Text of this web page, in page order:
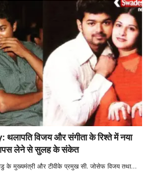
विजय और संगीता के रिश्ते में नया
लेने से सुलह के संकेत
के मुख्यमंत्री और टीवीके प्रमुख सी. जोसेफ विजय तथा…